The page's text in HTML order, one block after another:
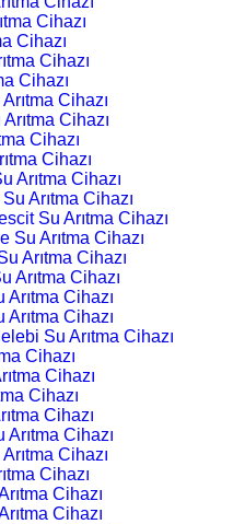
Cihazı
Cihazı
Cihazı
Cihazı
Cihazı
Cihazı
Cihazı
Cihazı
Arıtma Cihazı
Arıtma Cihazı
Su Arıtma Cihazı
Su Arıtma Cihazı
Arıtma Cihazı
Arıtma Cihazı
Arıtma Cihazı
Cihazı
Su Arıtma Cihazı
Cihazı
Cihazı
Cihazı
Cihazı
Cihazı
Cihazı
Cihazı
Cihazı
Cihazı